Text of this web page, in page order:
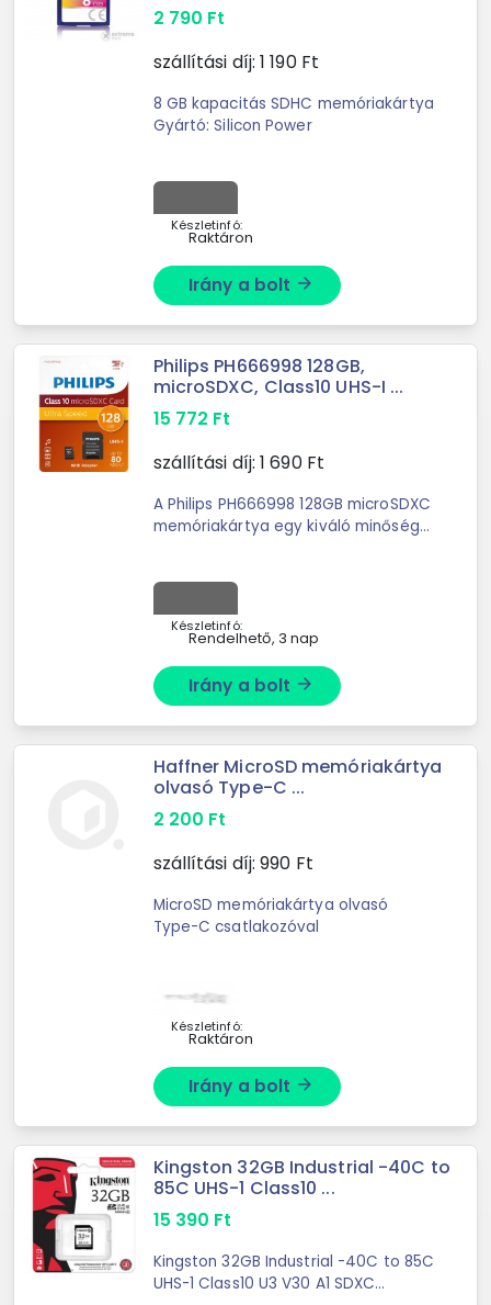
2 790 Ft
szállítási díj: 1 190Ft
8 GB kapacitás SDHC memóriakártya
Gyártó: Silicon Power
Készletinfó:
Raktáron
Irány a bolt arrow_forward
Philips PH666998 128GB,
microSDXC, Class10 UHS-I ...
15 772 Ft
szállítási díj: 1 690Ft
A Philips PH666998 128GB microSDXC
memóriakártya egy kiváló minőségű
Készletinfó:
Rendelhető, 3 nap
Irány a bolt arrow_forward
Haffner MicroSD memóriakártya
olvasó Type-C ...
2 200 Ft
szállítási díj: 990 Ft
MicroSD memóriakártya olvasó
Type-C csatlakozóval
Készletinfó:
Raktáron
Irány a bolt arrow_forward
Kingston 32GB Industrial -40C to
85C UHS-1 Class10 ...
15 390 Ft
Kingston 32GB Industrial -40C to 85C
UHS-1 Class10 U3 V30 A1 SDXC